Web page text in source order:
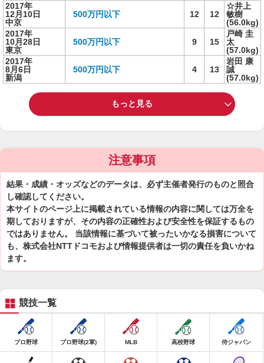
2017年
12月10日
中京
500万円以下 12 12
☆井上
敏樹
(56.0kg)
2017年
10月28日
東京
500万円以下 9 15
戸崎 圭
太
(57.0kg)
2017年
8月6日
新潟
500万円以下 4 13
岩田 康
誠
(57.0kg)
もっと見る
注意事項
結果・成績・オッズなどのデータは、必ず主催者発行のものと照合
し確認してください。
本サイトのページ上に掲載されている情報の内容に関しては万全を
期しておりますが、その内容の正確性および安全性を保証するもの
ではありません。 当該情報に基づいて被ったいかなる損害について
も、株式会社NTTドコモおよび情報提供者は一切の責任を負いかね
ます。
競技一覧
プロ野球 プロ野球(2軍) MLB 高校野球 侍ジャパン